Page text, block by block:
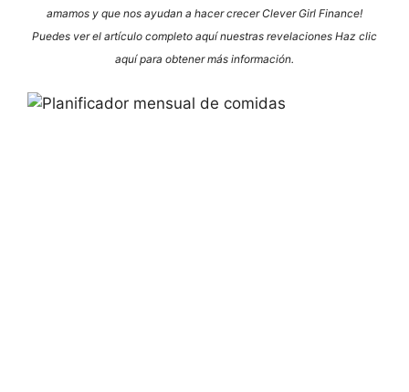
amamos y que nos ayudan a hacer crecer Clever Girl Finance!
Puedes ver el artículo completo aquínuestras revelaciones Haz clic
aquí para obtener más información.